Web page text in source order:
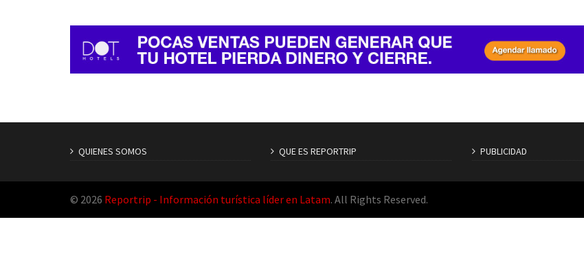
QUIENES SOMOS QUE ES REPORTRIP PUBLICIDAD
© 2026 Reportrip - Información turística líder en Latam. All Rights Reserved.